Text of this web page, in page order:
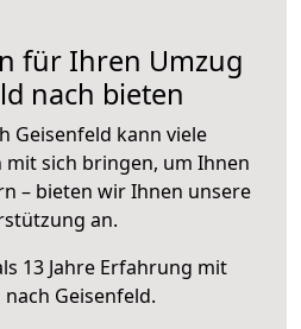
für Ihren Umzug
nach bieten
Geisenfeld kann viele
sich bringen, um Ihnen
– bieten wir Ihnen unsere
an.
13 Jahre Erfahrung mit
nach Geisenfeld.